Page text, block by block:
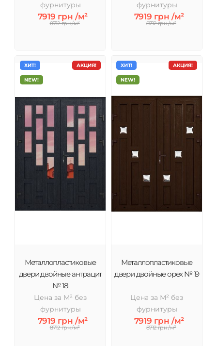
фурнитуры
7919 грн /м²
8712 грн /м²
фурнитуры
7919 грн /м²
8712 грн /м²
АКЦИЯ!
ХИТ!
NEW!
Металлопластиковые
двери двойные антрацит
№ 18
Цена за М² без
фурнитуры
7919 грн /м²
8712 грн /м²
АКЦИЯ!
ХИТ!
NEW!
Металлопластиковые
двери двойные орех № 19
Цена за М² без
фурнитуры
7919 грн /м²
8712 грн /м²